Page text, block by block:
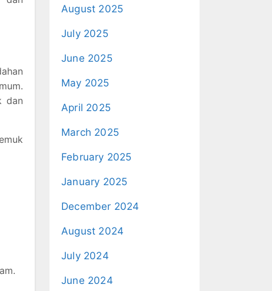
dan
August 2025
July 2025
June 2025
May 2025
April 2025
March 2025
February 2025
January 2025
December 2024
August 2024
July 2024
June 2024